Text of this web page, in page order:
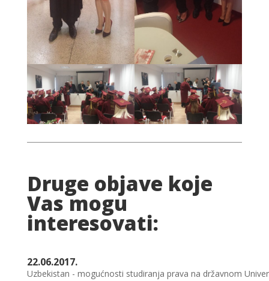
Druge objave koje
Vas mogu
interesovati:
22.06.2017.
Uzbekistan - mogućnosti studiranja prava na državnom